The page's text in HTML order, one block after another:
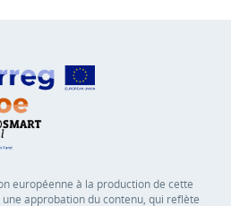
européenne à la production de cette
approbation du contenu, qui reflète